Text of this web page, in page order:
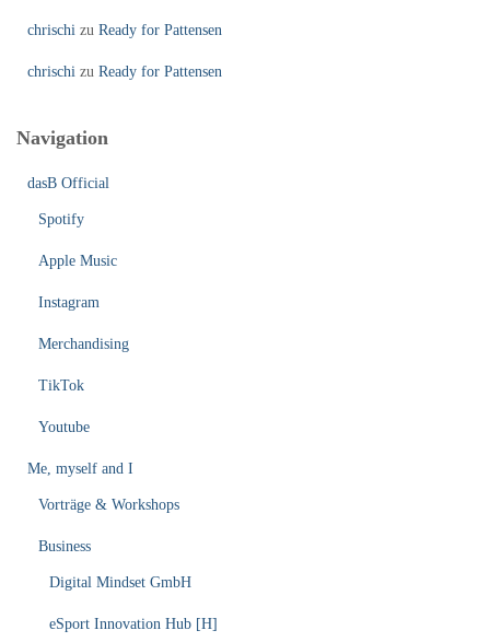
chrischi zu Ready for Pattensen
chrischi zu Ready for Pattensen
Navigation
dasB Official
Spotify
Apple Music
Instagram
Merchandising
TikTok
Youtube
Me, myself and I
Vorträge & Workshops
Business
Digital Mindset GmbH
eSport Innovation Hub [H]